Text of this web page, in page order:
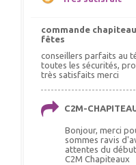
commande
fêtes
conseillers parfaits au
toutes les sécurités,
très satisfaits merci
C2M-
Bonjour, merci
sommes ravis
attentes du
C2M Chapiteaux